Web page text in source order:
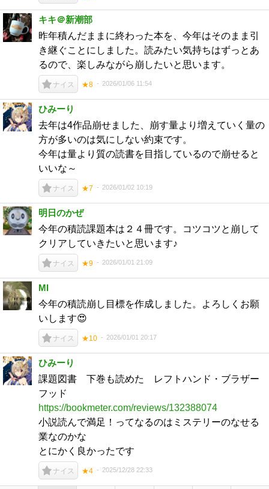
キキ＠新潮部
昨年積んだままに終わった本を、今年はそのまま引
き継ぐことにしました。読みたい気持ちはずっとあ
るので、楽しみながら崩したいと思います。
ナイス ★8 2026/01/06 11:54
ひみーり
去年は4作品崩せました、崩す量より増えていく量の
方が多いのは気にしない約束です。
今年は量より質の読書を目指しているので崩せると
いいな～
ナイス ★7 2026/01/02 10:19
明日のかぜ
今年の積読課題本は２４冊です。コツコツと崩して
クリアしていきたいと思います♪
ナイス ★9 2026/01/01 21:09
MI
今年の積読崩し目標を作成しました。よろしくお願
いします😍
ナイス ★10 2026/01/01 20:17
ひみーり
課題図書 下巻も読めた レフトハンド・ブラザー
フッド
https://bookmeter.com/reviews/132388074
小説読んで満足！ってなるのはミステリーのなせる
業なのかな
とにかく良かったです
ナイス ★4 2025/12/28 22:33